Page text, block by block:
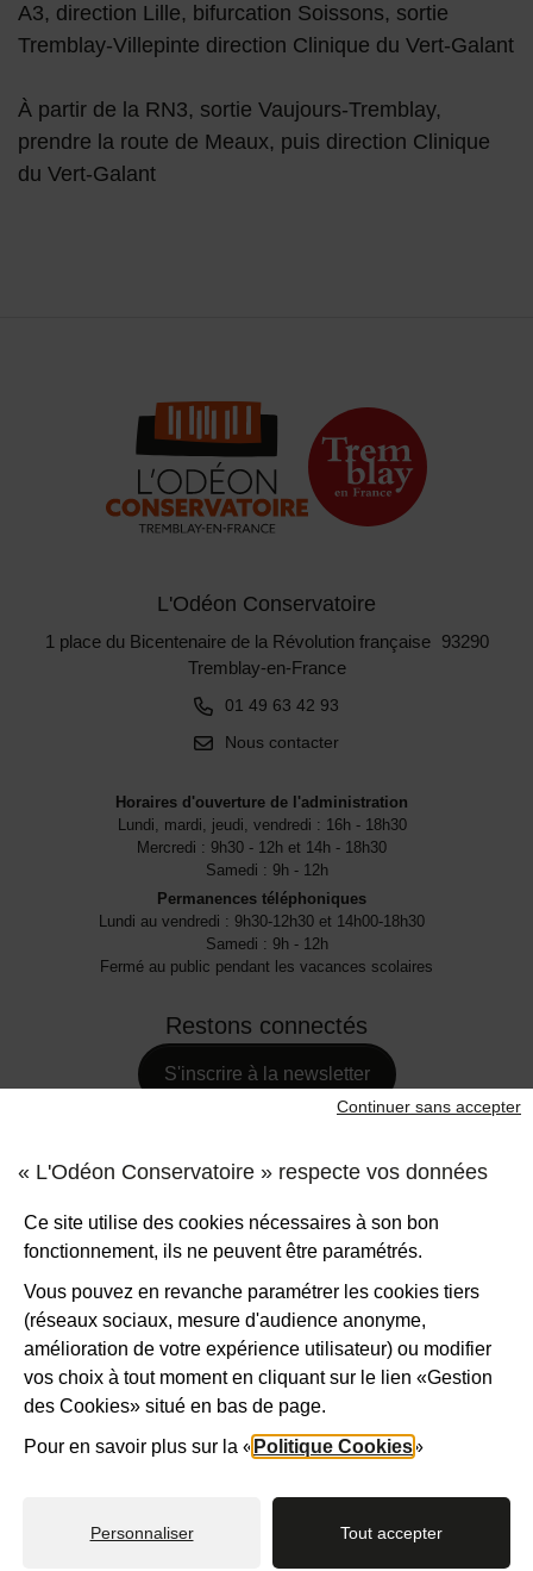
« L'Odéon Conservatoire » respecte vos données
Ce site utilise des cookies nécessaires à son bon
fonctionnement, ils ne peuvent être paramétrés.
Vous pouvez en revanche paramétrer les cookies tiers
(réseaux sociaux, mesure d'audience anonyme,
amélioration de votre expérience utilisateur) ou modifier
vos choix à tout moment en cliquant sur le lien «Gestion
des Cookies» situé en bas de page.
Pour en savoir plus sur la « Politique Cookies»
Personnaliser
Continuer sans accepter
Tout accepter
A3, direction Lille, bifurcation Soissons, sortie
Tremblay-Villepinte direction Clinique du Vert-Galant
À partir de la RN3, sortie Vaujours-Tremblay,
prendre la route de Meaux, puis direction Clinique
du Vert-Galant
L'Odéon Conservatoire
1 place du Bicentenaire de la Révolution française 93290
Tremblay-en-France
01 49 63 42 93
Nous contacter
Horaires d'ouverture de l'administration
Lundi, mardi, jeudi, vendredi : 16h - 18h30
Mercredi : 9h30 - 12h et 14h - 18h30
Samedi : 9h - 12h
Permanences téléphoniques
Lundi au vendredi : 9h30-12h30 et 14h00-18h30
Samedi : 9h - 12h
Fermé au public pendant les vacances scolaires
Restons connectés
S'inscrire à la newsletter
Le blog d'Agnès Brancherie
Le blog de Louise Bruel
Le blog de Cécile Thobie
Le blog formation musicale
Politiques de confidentialité
Gestion des cookies
Horaires